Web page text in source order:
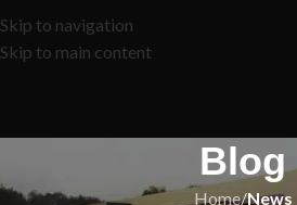
Skip to navigation
Skip to main content
Blog
Home/News